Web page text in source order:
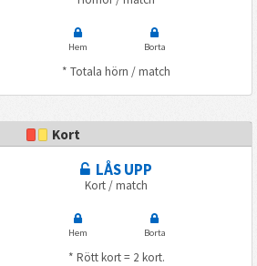
Hem Borta
* Totala hörn / match
Kort
LÅS UPP
Kort / match
Hem Borta
* Rött kort = 2 kort.